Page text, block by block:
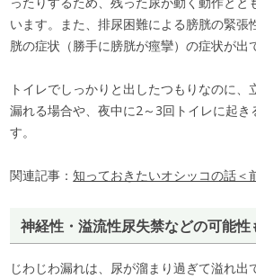
います。また、排尿困難による膀胱の緊張
胱の症状（勝手に膀胱が痙攣）の症状が出
トイレでしっかりと出したつもりなのに、
漏れる場合や、夜中に2～3回トイレに起き
す。
関連記事：知っておきたいオシッコの話＜
神経性・溢流性尿失禁などの可能性
じわじわ漏れは、尿が溜まり過ぎて溢れ出